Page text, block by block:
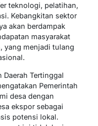
teknologi, pelatihan,
Kebangkitan sektor
akan berdampak
masyarakat
yang menjadi tulang
Daerah Tertinggal
Pemerintah
desa dengan
ekspor sebagai
potensi lokal.